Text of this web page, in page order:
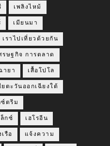
เพลิงไหม้
เมียนมา
เราไปเที่ยวด้วยกัน
รษฐกิจ การตลาด
ายา เสื้อโปโล
ยตะวันออกเฉียงใต้
ซ์ตรีม
กซ์ เฮโรอีน
รือ แจ้งความ